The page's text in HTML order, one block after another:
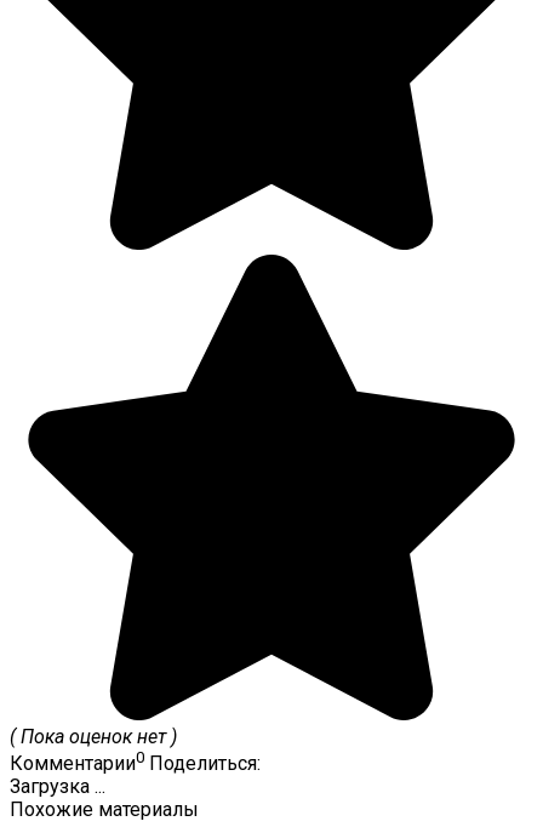
( Пока оценок нет )
Комментарии0 Поделиться:
Загрузка ...
Похожие материалы